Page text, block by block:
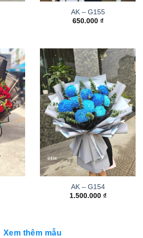
AK – G155
650.000 ₫
AK – G154
1.500.000 ₫
Xem thêm mẫu